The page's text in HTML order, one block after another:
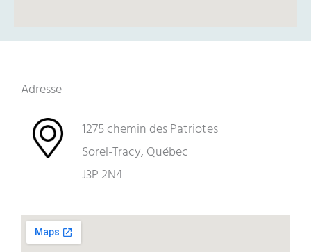
Adresse
1275 chemin des Patriotes
Sorel-Tracy, Québec
J3P 2N4